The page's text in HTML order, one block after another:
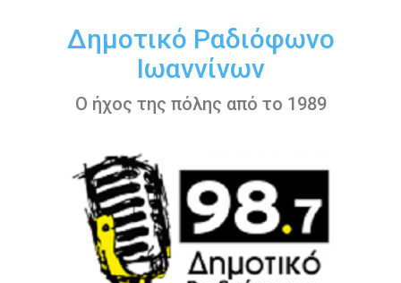
περιεχόμενοΔημοτικό Ραδιόφωνο
Ιωαννίνων
Ο ήχος της πόλης από το 1989